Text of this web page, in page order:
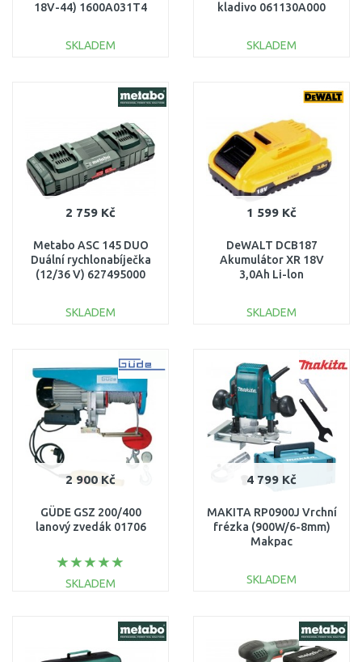
18V-44) 1600A031T4
SKLADEM
kladivo 061130A000
SKLADEM
2 759 Kč
Metabo ASC 145 DUO
Duální rychlonabíječka
(12/36 V) 627495000
SKLADEM
Porovnat
1 599 Kč
DeWALT DCB187
Akumulátor XR 18V
3,0Ah Li-lon
SKLADEM
Porovnat
2 900 Kč
GÜDE GSZ 200/400
lanový zvedák 01706
SKLADEM
Porovnat
4 799 Kč
MAKITA RP0900J Vrchní
frézka (900W/6-8mm)
Makpac
SKLADEM
Porovnat